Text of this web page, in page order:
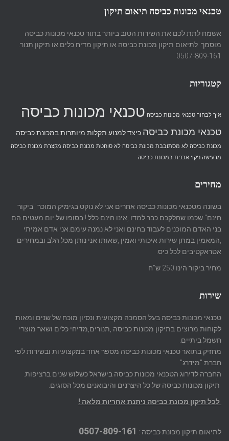
טכנאי מכונות כביסה תיאום תיקון
אשמח לתת לכם את השירות הטוב ביותר בתור טכנאי מכונות כביסה
מוסמך. לתיאום תיקון מכונת כביסה או תיקון מדיח כלים או תיקון תנור.
0507-809-161
קטגוריות
איך לבחור טכנאי מכונות כביסה טכנאי מכונות כביסה
טכנאי מכונת כביסה כיצד למנוע תקלות מיותרות במכונת כביסה
מכונת כביסה לא מסתובבת מכונת כביסה לא סוחטת מכונת כביסה מקצרת מכונת כביסה
מרעישה ניקוי אבנית במכונת כביסה
מחירים
בשונה מטכנאי מכונות כביסה אחרים אני לא נוקט בגימיק המוכר "ביקור
חינם" שכמו שחלקכם כבר למדו ,אינו חינם כלל ! בסופו של יום מעטים הם
בני האדם המוכנים לעבוד בחינם ואני לא נמנה עימם.אני אדם אמיתי
,המאמין במתן שירות איכותי ואמין ,שאותו אני נותן מכל הלב ובמחירים
אטראקטיבים לכל כיס.
מחיר ביקור הינו 250 ש"ח
שירות
טכנאי מכונות כביסה בעל הסמכה מקצועית ונסיון מוכח של שנים ומאות
לקוחות מרוצים בתיקון מכונות כביסה ,תנורים,מדיחי כלים ושאר מוצרי
חשמל ביתיים.
מחזיק בתואר טכנאי מכונות כביסה מספר אחד במקצועיות ובשירות לפי
חברת "מידרג"
החברה לדירוג הטכנאי מכונות כביסה בישראל כשלוש שנים ברציפות.
תיקון מכונות כביסה של כל היצרנים והיבואנים מכל הסוגים.
לכל תיקון מכונת כביסה ניתנת אחריות מלאה !
לתיאום תיקון מכונת כביסה : 0507-809-161